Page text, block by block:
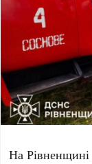
НаРівненщині